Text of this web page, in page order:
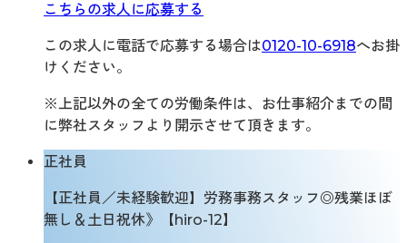
こちらの求人に応募する
この求人に電話で応募する場合は0120-10-6918へお掛
けください。
※上記以外の全ての労働条件は、お仕事紹介までの間
に弊社スタッフより開示させて頂きます。
正社員
【正社員／未経験歓迎】労務事務スタッフ◎残業ほぼ
無し＆土日祝休》【hiro-12】